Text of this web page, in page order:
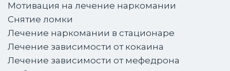
Мотивация на лечение наркомании
Снятие ломки
Лечение наркомании в стационаре
Лечение зависимости от кокаина
Лечение зависимости от мефедрона